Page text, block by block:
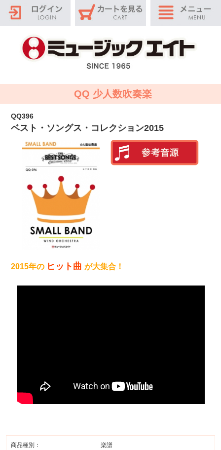
QQ 少人数吹奏楽
QQ396
ベスト・ソングス・コレクション2015
2015年の ヒット曲 が大集合！
商品種別：
楽譜